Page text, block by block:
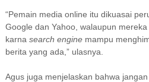
“Pemain media online itu dikuasai
Google dan Yahoo, walaupun
karna search enginemampu
berita yang ada,” ulasnya.
Agus juga menjelaskan bahwa